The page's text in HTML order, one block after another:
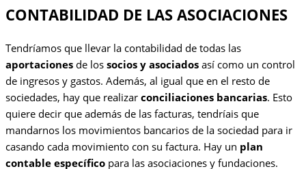
CONTABILIDAD DE LAS ASOCIACIONES
Tendríamos que llevar la contabilidad de todas las
aportaciones de los socios y asociados así como un control
de ingresos y gastos. Además, al igual que en el resto de
sociedades, hay que realizar conciliaciones bancarias. Esto
quiere decir que además de las facturas, tendríais que
mandarnos los movimientos bancarios de la sociedad para ir
casando cada movimiento con su factura. Hay un plan
contable específico para las asociaciones y fundaciones.